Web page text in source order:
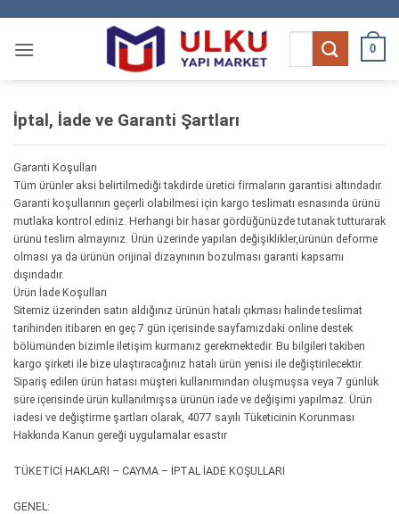
0
İptal, İade ve Garanti Şartları
Garanti Koşulları
Tüm ürünler aksi belirtilmediği takdirde üretici firmaların garantisi altındadır.
Garanti koşullarının geçerli olabilmesi için kargo teslimatı esnasında ürünü
mutlaka kontrol ediniz. Herhangi bir hasar gördüğünüzde tutanak tutturarak
ürünü teslim almayınız. Ürün üzerinde yapılan değişiklikler,ürünün deforme
olması ya da ürünün orijinal dizaynının bozulması garanti kapsamı
dışındadır.
Ürün İade Koşulları
Sitemiz üzerinden satın aldığınız ürünün hatalı çıkması halinde teslimat
tarihinden itibaren en geç 7 gün içerisinde sayfamızdaki online destek
bölümünden bizimle iletişim kurmanız gerekmektedir. Bu bilgileri takiben
kargo şirketi ile bize ulaştıracağınız hatalı ürün yenisi ile değiştirilecektir.
Sipariş edilen ürün hatası müşteri kullanımından oluşmuşsa veya 7 günlük
süre içerisinde ürün kullanılmışsa ürünün iade ve değişimi yapılmaz. Ürün
iadesi ve değiştirme şartları olarak, 4077 sayılı Tüketicinin Korunması
Hakkında Kanun gereği uygulamalar esastır
TÜKETİCİ HAKLARI – CAYMA – İPTAL İADE KOŞULLARI
GENEL: